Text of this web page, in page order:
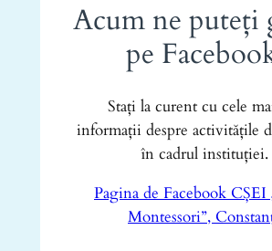
Acum ne puteți
pe
Stați la curent cu cele
informații despre activitățile
în cadrul instituției.
Pagina de Facebook CȘEI
Montessori”,